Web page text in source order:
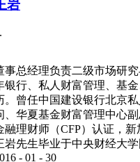
岩
事总经理负责二级市场研
银行、私人财富管理、基
。曾任中国建设银行北京
、华夏基金财富管理中心
融理财师（CFP）认证，
岩先生毕业于中央财经大
- 01 - 30